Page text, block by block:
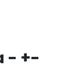
- +-